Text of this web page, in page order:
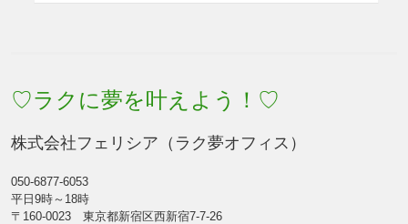
♡ラクに夢を叶えよう！♡
株式会社フェリシア（ラク夢オフィス）
050-6877-6053
平日9時～18時
〒160-0023 東京都新宿区西新宿7-7-26